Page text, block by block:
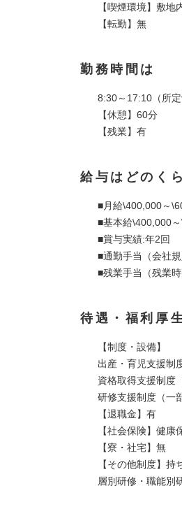
【喫煙環境】敷地
【転勤】無
勤務時間は
8:30～17:10（所定
【休憩】60分
【残業】有
給与はどのく
■月給\400,000～
■基本給\400,000
■賞与実績:年2回
■通勤手当（会社規
■残業手当（残業
待遇・福利厚
【制度・設備】
出産・育児支援制
資格取得支援制度
研修支援制度（一
【退職金】有
【社会保険】健
【寮・社宅】無
【その他制度】
層別研修・職能別